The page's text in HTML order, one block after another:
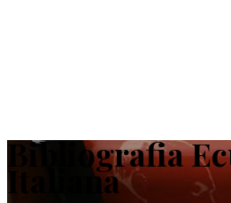
Bibliografia
Italiana